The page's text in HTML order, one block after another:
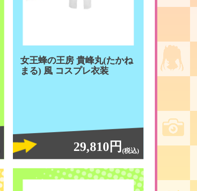
女王蜂の王房 貴峰丸(たかね
まる) 風 コスプレ衣装
29,810円 (税込)